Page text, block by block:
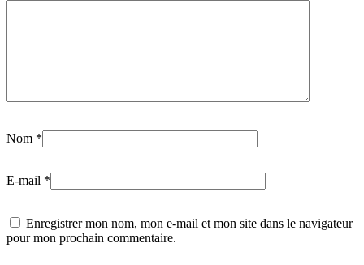
Nom *
E-mail *
Enregistrer mon nom, mon e-mail et mon site dans le navigateur
pour mon prochain commentaire.